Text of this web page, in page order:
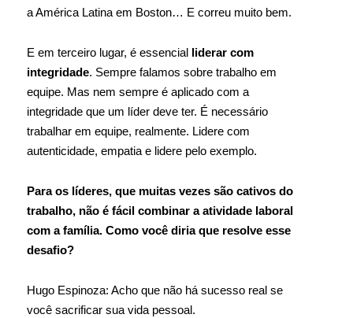
a América Latina em Boston… E correu muito bem.
E em terceiro lugar, é essencial liderar com
integridade. Sempre falamos sobre trabalho em
equipe. Mas nem sempre é aplicado com a
integridade que um líder deve ter. É necessário
trabalhar em equipe, realmente. Lidere com
autenticidade, empatia e lidere pelo exemplo.
Para os líderes, que muitas vezes são cativos do
trabalho, não é fácil combinar a atividade laboral
com a família. Como você diria que resolve esse
desafio?
Hugo Espinoza: Acho que não há sucesso real se
você sacrificar sua vida pessoal.